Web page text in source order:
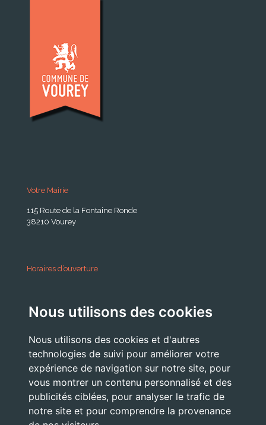
Nous utilisons des cookies
Nous utilisons des cookies et d'autres
technologies de suivi pour améliorer votre
expérience de navigation sur notre site, pour
vous montrer un contenu personnalisé et des
publicités ciblées, pour analyser le trafic de
notre site et pour comprendre la provenance
Votre Mairie
115 Route de la Fontaine Ronde
38210 Vourey
Horaires d’ouverture
Lundi . Mardi : 10h 12h /16h 18h30
Jeudi . Vendredi : 13h30 / 17h
Nous Contacter
accueil@commune-vourey.fr